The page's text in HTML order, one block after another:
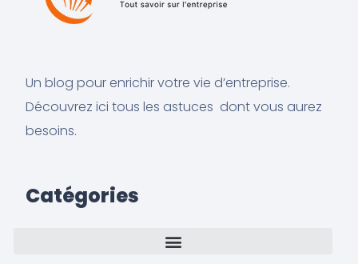
Un blog pour enrichir votre vie d’entreprise.
Découvrez ici tous les astuces dont vous aurez
besoins.
Catégories